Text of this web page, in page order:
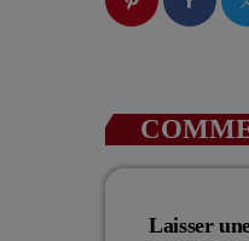
Laisser